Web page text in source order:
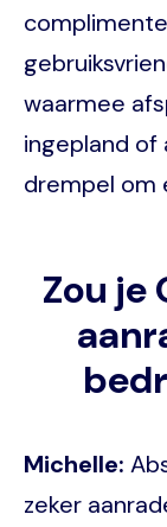
waarmee
ingepland of
drempel om
Zou je
Michelle:
zeker